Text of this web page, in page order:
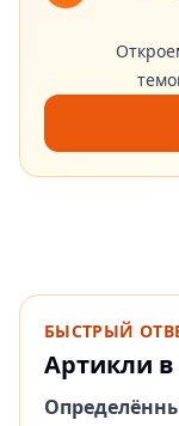
БЫСТРЫЙ
Артикли в